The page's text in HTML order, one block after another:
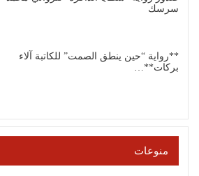
سرسك
**رواية “حين ينطق الصمت” للكاتبة آلاء
بركات**…
منوعات